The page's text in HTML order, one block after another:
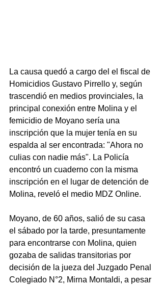
La causa quedó a cargo del el fiscal de
Homicidios Gustavo Pirrello y, según
trascendió en medios provinciales, la
principal conexión entre Molina y el
femicidio de Moyano sería una
inscripción que la mujer tenía en su
espalda al ser encontrada: "Ahora no
culias con nadie más". La Policía
encontró un cuaderno con la misma
inscripción en el lugar de detención de
Molina, reveló el medio MDZ Online.
Moyano, de 60 años, salió de su casa
el sábado por la tarde, presuntamente
para encontrarse con Molina, quien
gozaba de salidas transitorias por
decisión de la jueza del Juzgado Penal
Colegiado N°2, Mirna Montaldi, a pesar